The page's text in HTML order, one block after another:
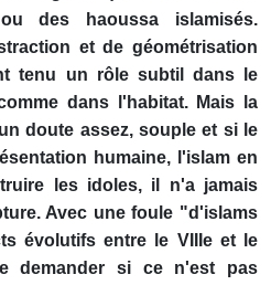
des haoussa islamisés.
et de géométrisation
tenu un rôle subtil dans le
dans l'habitat. Mais la
doute assez, souple et si le
humaine, l'islam en
les idoles, il n'a jamais
Avec une foule "d'islams
évolutifs entre le VIIIe et le
demander si ce n'est pas